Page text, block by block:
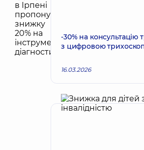
-30% на консультацію
з цифровою
16.03.2026